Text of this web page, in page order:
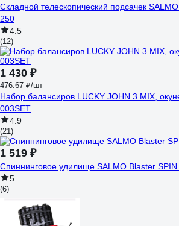
Складной телескопический подсачек
250
4.5
(12)
1 430 ₽
476.67 ₽/шт
Набор балансиров LUCKY JOHN 3 MIX,
003SET
4.9
(21)
1 519 ₽
Спиннинговое удилище SALMO Blaster
5
(6)